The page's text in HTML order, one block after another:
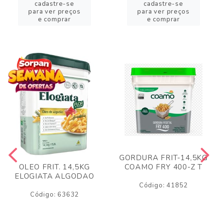
cadastre-se
para ver preços
e comprar
cadastre-se
para ver preços
e comprar
OLEO FRIT. 14,5KG
ELOGIATA ALGODAO
Código: 63632
GORDURA FRIT-14,5KG
COAMO FRY 400-Z T
Código: 41852